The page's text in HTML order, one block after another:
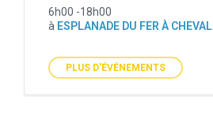
6h00 -18h00
à ESPLANADE DU FER À CHEVAL
PLUS D'ÉVÉNEMENTS